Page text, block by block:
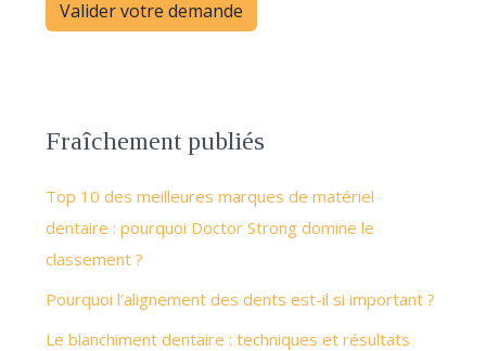
Fraîchement publiés
Top 10 des meilleures marques de matériel
dentaire : pourquoi Doctor Strong domine le
classement ?
Pourquoi l’alignement des dents est-il si important ?
Le blanchiment dentaire : techniques et résultats